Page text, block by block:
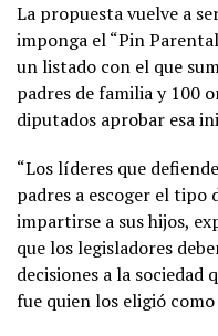
La propuesta vuelve a
imponga el “Pin
un listado con el que
padres de familia y 100
diputados aprobar esa
“Los líderes que
padres a escoger el tipo
impartirse a sus hijos,
que los legisladores
decisiones a la sociedad
fue quien los eligió